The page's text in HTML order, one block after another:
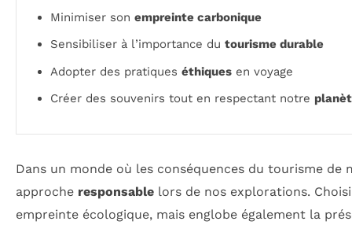
Minimiser son empreinte carbonique
Sensibiliser à l’importance du tourisme durable
Adopter des pratiques éthiques en voyage
Créer des souvenirs tout en respectant notre
Dans un monde où les conséquences du tourisme de
approche responsable lors de nos explorations.
empreinte écologique, mais englobe également la